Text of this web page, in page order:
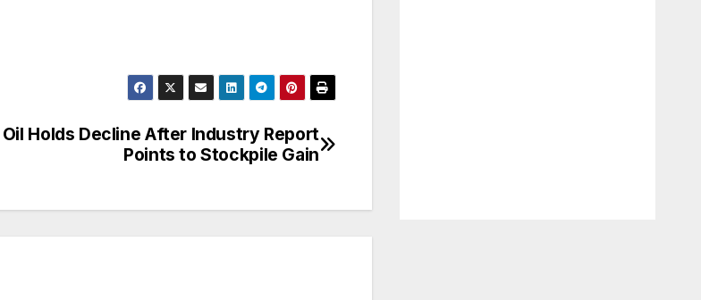
Oil Holds Decline After Industry Report
Points to Stockpile Gain